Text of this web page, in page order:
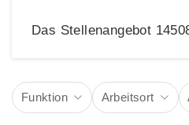
Das Stellenangebot
Funktion Arbeitsort